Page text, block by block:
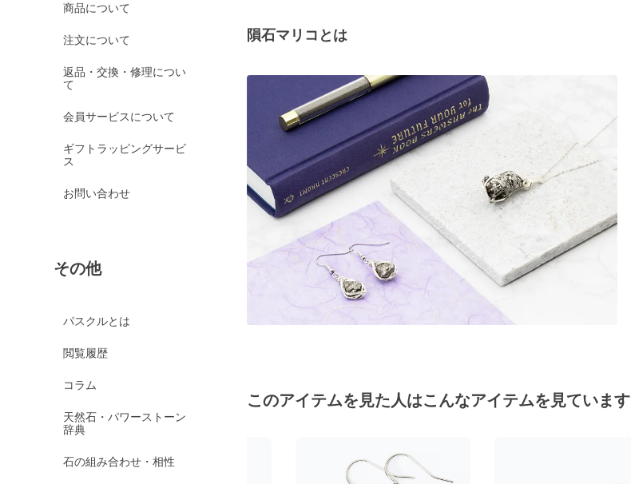
商品について
注文について
返品・交換・修理につい
て
会員サービスについて
ギフトラッピングサービ
ス
お問い合わせ
その他
パスクルとは
閲覧履歴
コラム
天然石・パワーストーン
辞典
石の組み合わせ・相性
隕石マリコとは
このアイテムを見た人はこんなアイテムを見ています